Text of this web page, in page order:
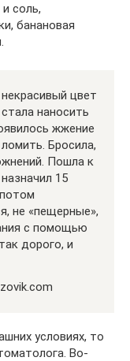
соль,
банановая
цвет
наносить
жжение
Бросила,
Пошла к
15
не «пещерные»,
с помощью
дорого, и
условиях, то
Во-